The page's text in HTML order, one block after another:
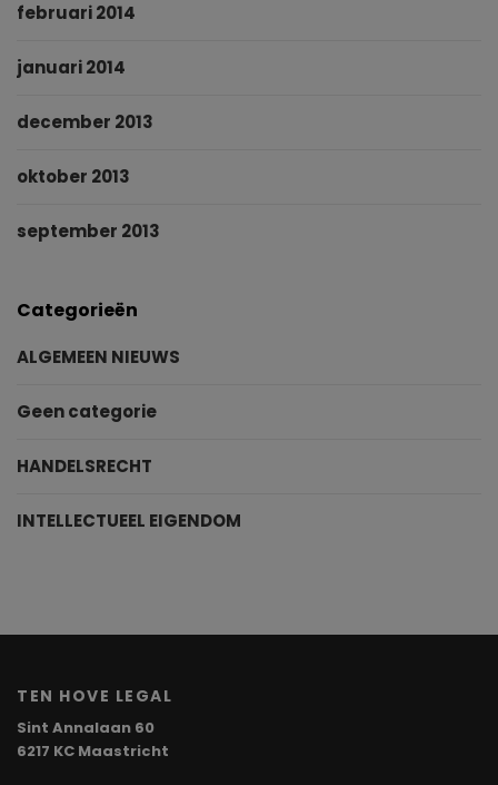
februari 2014
januari 2014
december 2013
oktober 2013
september 2013
Categorieën
ALGEMEEN NIEUWS
Geen categorie
HANDELSRECHT
INTELLECTUEEL EIGENDOM
TEN HOVE LEGAL
Sint Annalaan 60
6217 KC Maastricht